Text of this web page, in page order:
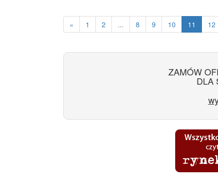
« 1 2 ... 8 9 10 11 12
ZAMÓW
DLA